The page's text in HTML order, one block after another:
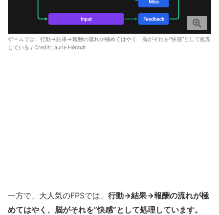
ゲームでは、行動→結果→報酬の流れが極めてはやく、脳がそれを”快感”として処理
している / Credit:Laurie Hérault
一方で、大人気のFPSでは、 行動→結果→報酬の流れが極
めてはやく、脳がそれを”快感”として処理しています。